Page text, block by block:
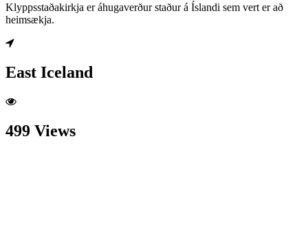
Klyppsstaðakirkja er áhugaverður staður á Íslandi sem vert er að
heimsækja.
East Iceland
499 Views